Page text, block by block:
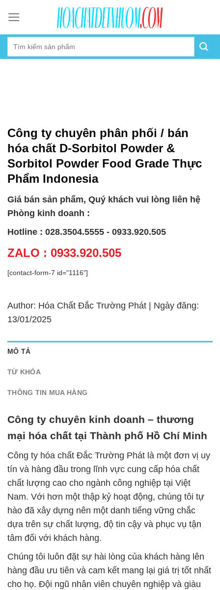
content
Công ty chuyên phân phối / bán
hóa chất D-Sorbitol Powder &
Sorbitol Powder Food Grade Thực
Phẩm Indonesia
Giá bán sản phẩm, Quý khách vui lòng liên hệ
Phòng kinh doanh :
Hotline : 028.3504.5555 - 0933.920.505
ZALO : 0933.920.505
[contact-form-7 id="1116"]
Author: Hóa Chất Đắc Trường Phát | Ngày đăng:
13/01/2025
MÔ TẢ
TỪ KHÓA
THÔNG TIN MUA HÀNG
Công ty chuyên kinh doanh – thương
mại hóa chất tại Thành phố Hồ Chí Minh
Công ty hóa chất Đắc Trường Phát là một đơn vị uy
tín và hàng đầu trong lĩnh vực cung cấp hóa chất
chất lượng cao cho ngành công nghiệp tại Việt
Nam. Với hơn một thập kỷ hoạt động, chúng tôi tự
hào đã xây dựng nên một danh tiếng vững chắc
dựa trên sự chất lượng, độ tin cậy và phục vụ tận
tâm đối với khách hàng.
Chúng tôi luôn đặt sự hài lòng của khách hàng lên
hàng đầu ưu tiên và cam kết mang lại giá trị tốt nhất
cho họ. Đội ngũ nhân viên chuyên nghiệp và giàu